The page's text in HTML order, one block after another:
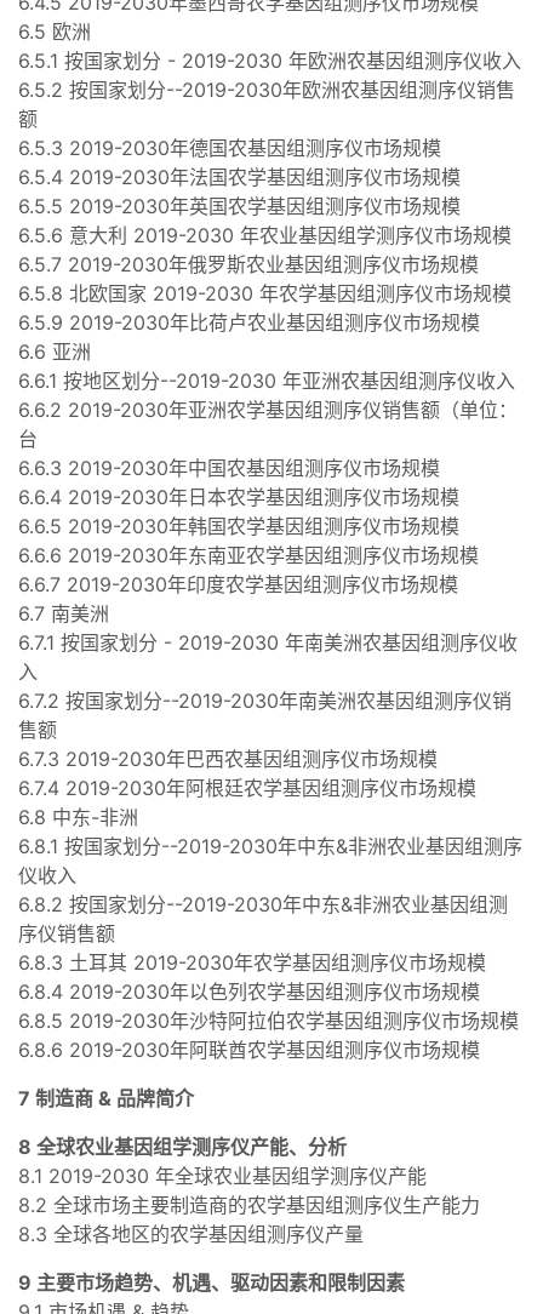
6.5 欧洲
6.5.1 按国家划分 - 2019-2030 年欧洲农基因组测序仪收入
6.5.2 按国家划分--2019-2030年欧洲农基因组测序仪销售
额
6.5.3 2019-2030年德国农基因组测序仪市场规模
6.5.4 2019-2030年法国农学基因组测序仪市场规模
6.5.5 2019-2030年英国农学基因组测序仪市场规模
6.5.6 意大利 2019-2030 年农业基因组学测序仪市场规模
6.5.7 2019-2030年俄罗斯农业基因组测序仪市场规模
6.5.8 北欧国家 2019-2030 年农学基因组测序仪市场规模
6.5.9 2019-2030年比荷卢农业基因组测序仪市场规模
6.6 亚洲
6.6.1 按地区划分--2019-2030 年亚洲农基因组测序仪收入
6.6.2 2019-2030年亚洲农学基因组测序仪销售额（单位：
台
6.6.3 2019-2030年中国农基因组测序仪市场规模
6.6.4 2019-2030年日本农学基因组测序仪市场规模
6.6.5 2019-2030年韩国农学基因组测序仪市场规模
6.6.6 2019-2030年东南亚农学基因组测序仪市场规模
6.6.7 2019-2030年印度农学基因组测序仪市场规模
6.7 南美洲
6.7.1 按国家划分 - 2019-2030 年南美洲农基因组测序仪收
入
6.7.2 按国家划分--2019-2030年南美洲农基因组测序仪销
售额
6.7.3 2019-2030年巴西农基因组测序仪市场规模
6.7.4 2019-2030年阿根廷农学基因组测序仪市场规模
6.8 中东-非洲
6.8.1 按国家划分--2019-2030年中东&非洲农业基因组测序
仪收入
6.8.2 按国家划分--2019-2030年中东&非洲农业基因组测
序仪销售额
6.8.3 土耳其 2019-2030年农学基因组测序仪市场规模
6.8.4 2019-2030年以色列农学基因组测序仪市场规模
6.8.5 2019-2030年沙特阿拉伯农学基因组测序仪市场规模
6.8.6 2019-2030年阿联酋农学基因组测序仪市场规模
7 制造商 & 品牌简介
8 全球农业基因组学测序仪产能、分析
8.1 2019-2030 年全球农业基因组学测序仪产能
8.2 全球市场主要制造商的农学基因组测序仪生产能力
8.3 全球各地区的农学基因组测序仪产量
9 主要市场趋势、机遇、驱动因素和限制因素